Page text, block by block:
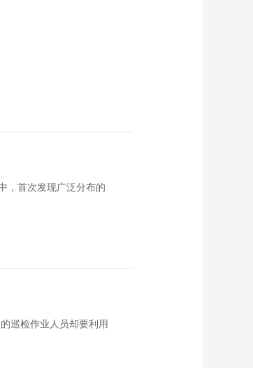
，首次发现广泛分布的
巡检作业人员却要利用